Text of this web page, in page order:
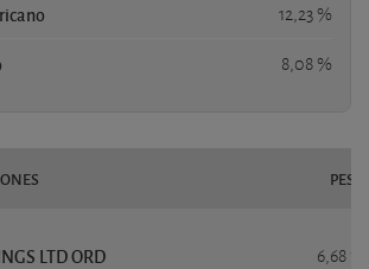
12,23 %
8,08 %
PESO
LTD ORD 6,68 %